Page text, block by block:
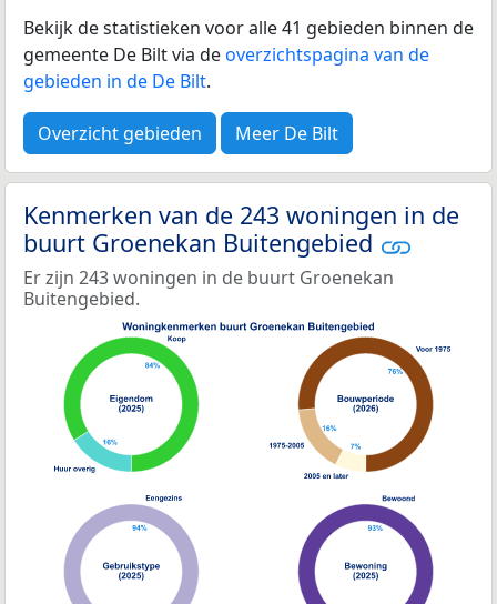
Bekijk de statistieken voor alle 41 gebieden binnen de
gemeente De Bilt via deoverzichtspagina van de
gebieden in de De Bilt.
Overzicht gebieden Meer De Bilt
Kenmerken van de 243 woningen in de
buurt Groenekan Buitengebied
Er zijn 243 woningen in de buurt Groenekan
Buitengebied.